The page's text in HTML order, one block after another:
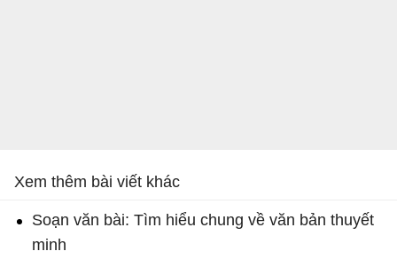
Xem thêm bài viết khác
Soạn văn bài: Tìm hiểu chung về văn bản thuyết
minh